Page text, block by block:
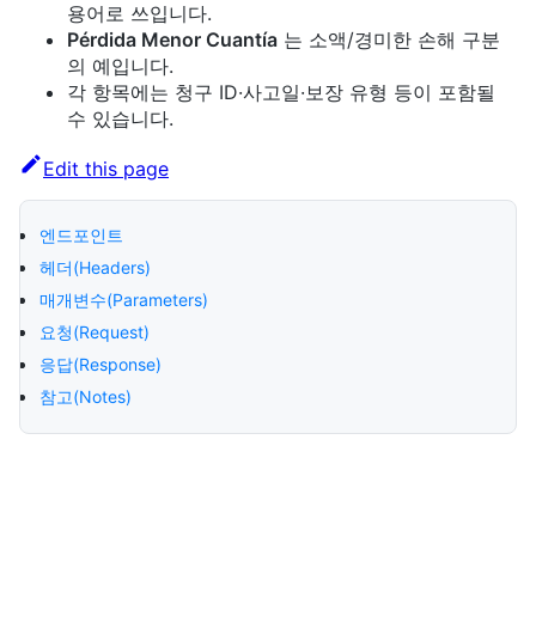
용어로 쓰입니다.
Pérdida Menor Cuantía 는 소액/경미한 손해 구분
의 예입니다.
각 항목에는 청구 ID·사고일·보장 유형 등이 포함될
수 있습니다.
Edit this page
엔드포인트
헤더(Headers)
매개변수(Parameters)
요청(Request)
응답(Response)
참고(Notes)